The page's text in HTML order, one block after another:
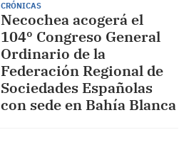
CRÓNICAS
Necochea acogerá el
104º Congreso General
Ordinario de la
Federación Regional de
Sociedades Españolas
con sede en Bahía Blanca